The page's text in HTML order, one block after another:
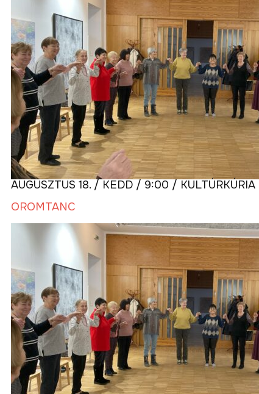
AUGUSZTUS 18. / KEDD / 9:00 / KULTÚRKÚRIA
ÖRÖMTÁNC